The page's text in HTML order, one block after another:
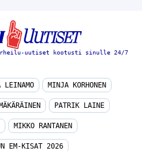
uutiset kootusti sinulle 24/7
PATRIK LAINE
MIKKO RANTANEN
EM-KISAT 2026